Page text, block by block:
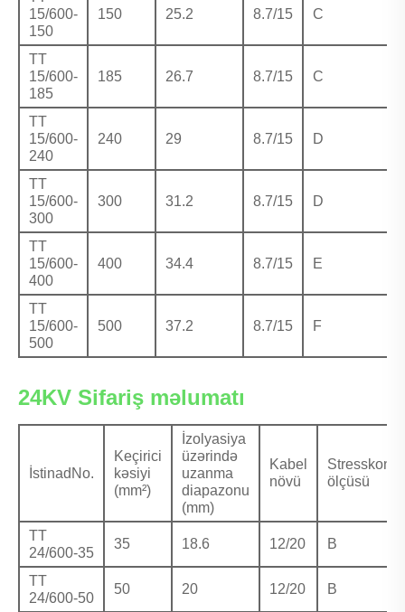
15/600-
150
150 25.2 8.7/15 C
TT
15/600-
185
185 26.7 8.7/15 C
TT
15/600-
240
240 29 8.7/15 D
TT
15/600-
300
300 31.2 8.7/15 D
TT
15/600-
400
400 34.4 8.7/15 E
TT
15/600-
500
500 37.2 8.7/15 F
24KV Sifariş məlumatı
İstinadNo.
Keçirici
kəsiyi
(mm²)
İzolyasiya
üzərində
uzanma
diapazonu
(mm)
Kabel
növü
ölçüsü
TT
24/600-35
35 18.6 12/20 B
TT
24/600-50
50 20 12/20 B